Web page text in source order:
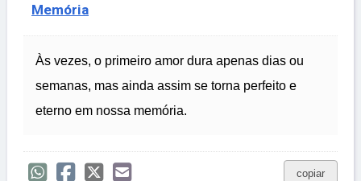
Memória
Às vezes, o primeiro amor dura apenas dias ou
semanas, mas ainda assim se torna perfeito e
eterno em nossa memória.
copiar